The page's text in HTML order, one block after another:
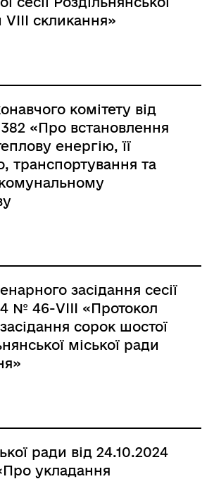
VIІІ скликання»
комітету від
«Про встановлення
енергію, її
транспортування та
засідання сесії
№ 46-VIII «Протокол
сорок шостої
міської ради
ради від 24.10.2024
укладання